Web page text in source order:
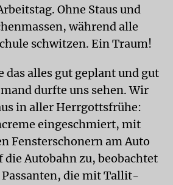
Ohne Staus und
während alle
schwitzen. Ein Traum!
das alles gut geplant und gut
durfte uns sehen. Wir
in aller Herrgottsfrühe:
eingeschmiert, mit
Fensterschonern am Auto
die Autobahn zu, beobachtet
die mit Tallit-